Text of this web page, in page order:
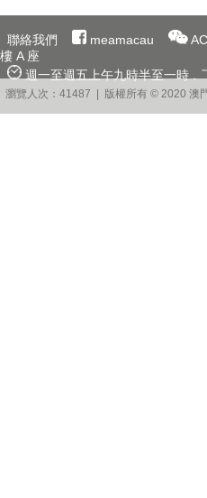
聯絡我們 meamacau
樓 A 座
週一至週五上午九時半至一時
瀏覽人次：41487 | 版權所有 © 2020 澳